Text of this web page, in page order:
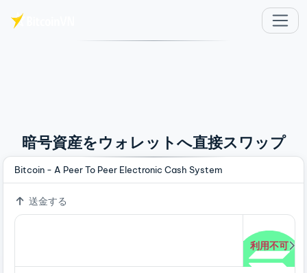
暗号資産をウォレットへ直接スワップ
Bitcoin - A Peer To Peer Electronic Cash System
送金する
利用不可